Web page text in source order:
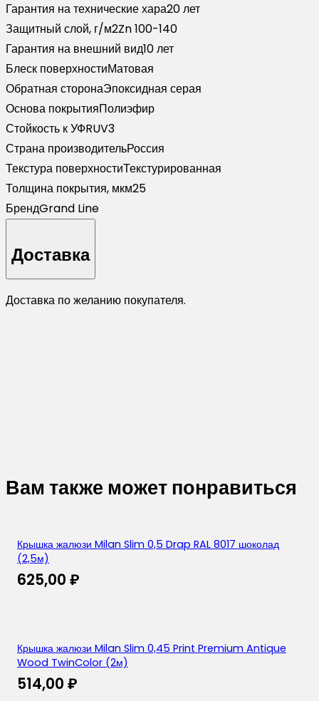
Гарантия на технические хара20 лет
Защитный слой, г/м2Zn 100-140
Гарантия на внешний вид10 лет
Блеск поверхностиМатовая
Обратная сторонаЭпоксидная серая
Основа покрытияПолиэфир
Стойкость к УФRUV3
Страна производительРоссия
Текстура поверхностиТекстурированная
Толщина покрытия, мкм25
БрендGrand Line
Доставка
Доставка по желанию покупателя.
Вам также может понравиться
Крышка жалюзи Milan Slim 0,5 Drap RAL 8017 шоколад
(2,5м)
625,00 ₽
Крышка жалюзи Milan Slim 0,45 Print Premium Antique
Wood TwinColor (2м)
514,00 ₽